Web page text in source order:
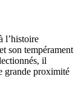
l’histoire
son tempérament
il
grande proximité